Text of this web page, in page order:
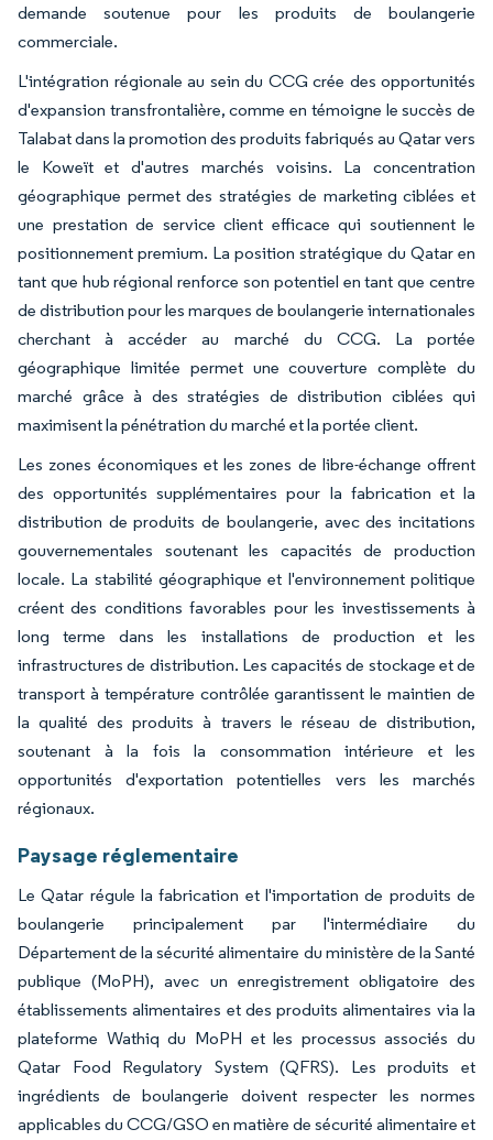
demande soutenue pour les produits de boulangerie
commerciale.
L'intégration régionale au sein du CCG crée des opportunités
d'expansion transfrontalière, comme en témoigne le succès de
Talabat dans la promotion des produits fabriqués au Qatar vers
le Koweït et d'autres marchés voisins. La concentration
géographique permet des stratégies de marketing ciblées et
une prestation de service client efficace qui soutiennent le
positionnement premium. La position stratégique du Qatar en
tant que hub régional renforce son potentiel en tant que centre
de distribution pour les marques de boulangerie internationales
cherchant à accéder au marché du CCG. La portée
géographique limitée permet une couverture complète du
marché grâce à des stratégies de distribution ciblées qui
maximisent la pénétration du marché et la portée client.
Les zones économiques et les zones de libre-échange offrent
des opportunités supplémentaires pour la fabrication et la
distribution de produits de boulangerie, avec des incitations
gouvernementales soutenant les capacités de production
locale. La stabilité géographique et l'environnement politique
créent des conditions favorables pour les investissements à
long terme dans les installations de production et les
infrastructures de distribution. Les capacités de stockage et de
transport à température contrôlée garantissent le maintien de
la qualité des produits à travers le réseau de distribution,
soutenant à la fois la consommation intérieure et les
opportunités d'exportation potentielles vers les marchés
régionaux.
Paysage réglementaire
Le Qatar régule la fabrication et l'importation de produits de
boulangerie principalement par l'intermédiaire du
Département de la sécurité alimentaire du ministère de la Santé
publique (MoPH), avec un enregistrement obligatoire des
établissements alimentaires et des produits alimentaires via la
plateforme Wathiq du MoPH et les processus associés du
Qatar Food Regulatory System (QFRS). Les produits et
ingrédients de boulangerie doivent respecter les normes
applicables du CCG/GSO en matière de sécurité alimentaire et